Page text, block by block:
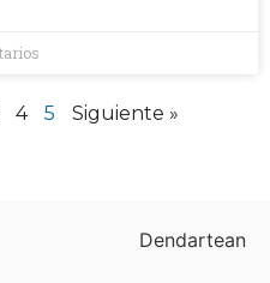
4 5 Siguiente »